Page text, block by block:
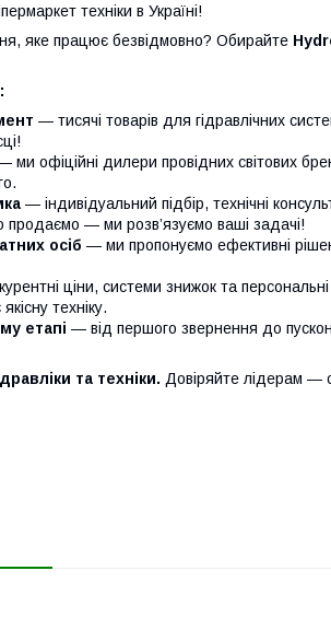
техніки в Україні!
яке працює безвідмовно? Обирайте
— тисячі товарів для гідравлічних
ми офіційні дилери провідних світових
— індивідуальний підбір, технічні
продаємо — ми розв’язуємо ваші задачі!
осіб — ми пропонуємо ефективні
ціни, системи знижок та персональні
техніку.
етапі — від першого звернення до
та техніки. Довіряйте лідерам —